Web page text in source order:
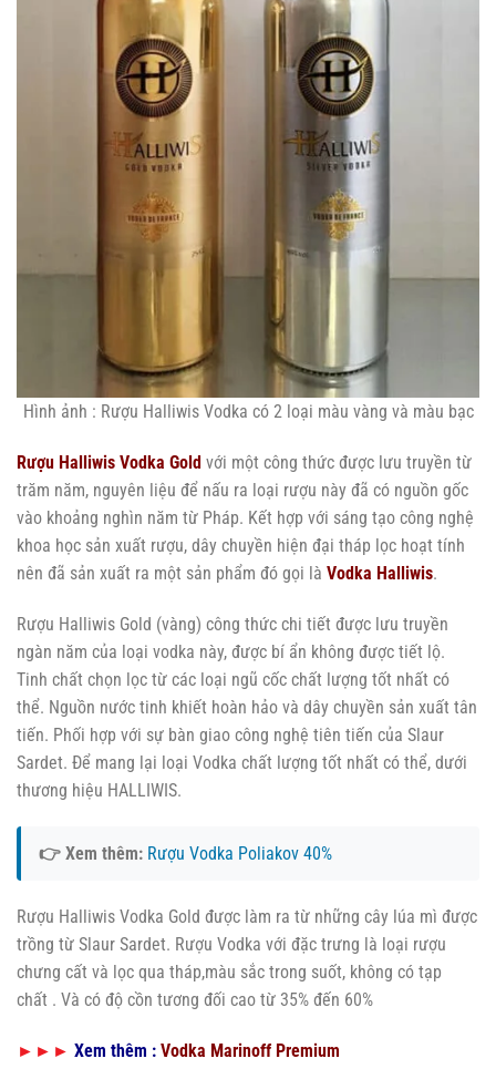
Hình ảnh : Rượu Halliwis Vodka có 2 loại màu vàng và màu bạc
Rượu Halliwis Vodka Gold với một công thức được lưu truyền từ
trăm năm, nguyên liệu để nấu ra loại rượu này đã có nguồn gốc
vào khoảng nghìn năm từ Pháp. Kết hợp với sáng tạo công nghệ
khoa học sản xuất rượu, dây chuyền hiện đại tháp lọc hoạt tính
nên đã sản xuất ra một sản phẩm đó gọi là Vodka Halliwis.
Rượu Halliwis Gold (vàng) công thức chi tiết được lưu truyền
ngàn năm của loại vodka này, được bí ẩn không được tiết lộ.
Tinh chất chọn lọc từ các loại ngũ cốc chất lượng tốt nhất có
thể. Nguồn nước tinh khiết hoàn hảo và dây chuyền sản xuất tân
tiến. Phối hợp với sự bàn giao công nghệ tiên tiến của Slaur
Sardet. Để mang lại loại Vodka chất lượng tốt nhất có thể, dưới
thương hiệu HALLIWIS.
👉 Xem thêm: Rượu Vodka Poliakov 40%
Rượu Halliwis Vodka Gold được làm ra từ những cây lúa mì được
trồng từ Slaur Sardet. Rượu Vodka với đặc trưng là loại rượu
chưng cất và lọc qua tháp,màu sắc trong suốt, không có tạp
chất . Và có độ cồn tương đối cao từ 35% đến 60%
►►► Xem thêm : Vodka Marinoff Premium